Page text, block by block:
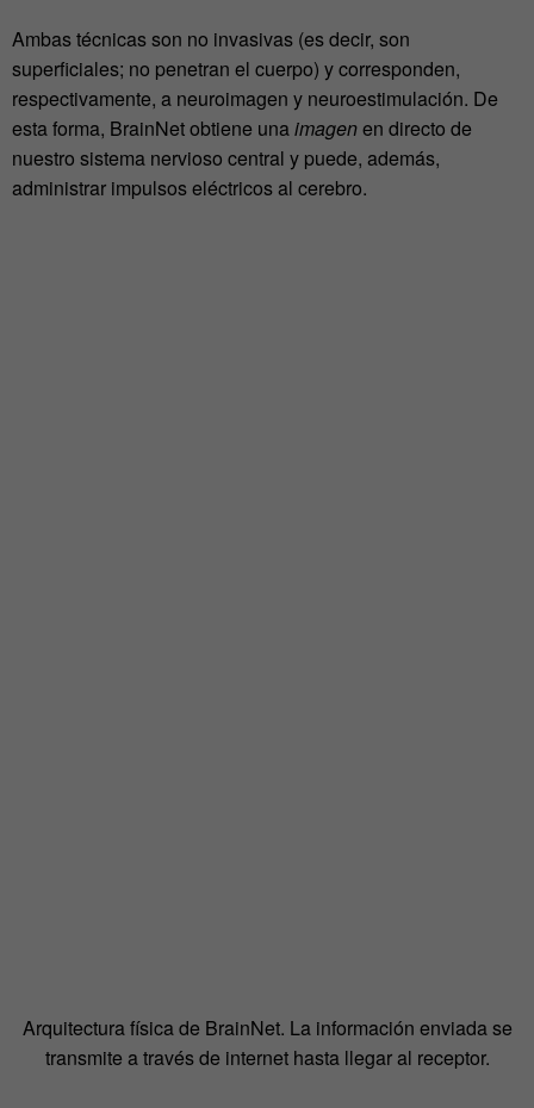
Ambas técnicas son no invasivas (es decir, son
superficiales; no penetran el cuerpo) y corresponden,
respectivamente, a neuroimagen y neuroestimulación. De
esta forma, BrainNet obtiene unaimagenen directo de
nuestro sistema nervioso central y puede, además,
administrar impulsos eléctricos al cerebro.
Arquitectura física de BrainNet. La información enviada se
transmite a través de internet hasta llegar al receptor.